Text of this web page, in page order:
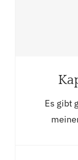
Es gibt